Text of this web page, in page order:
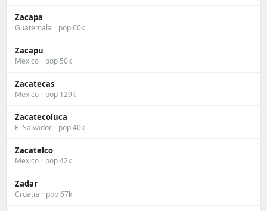
Zacapa
Guatemala · pop 60k
Zacapu
Mexico · pop 50k
Zacatecas
Mexico · pop 129k
Zacatecoluca
El Salvador · pop 40k
Zacatelco
Mexico · pop 42k
Zadar
Croatia · pop 67k